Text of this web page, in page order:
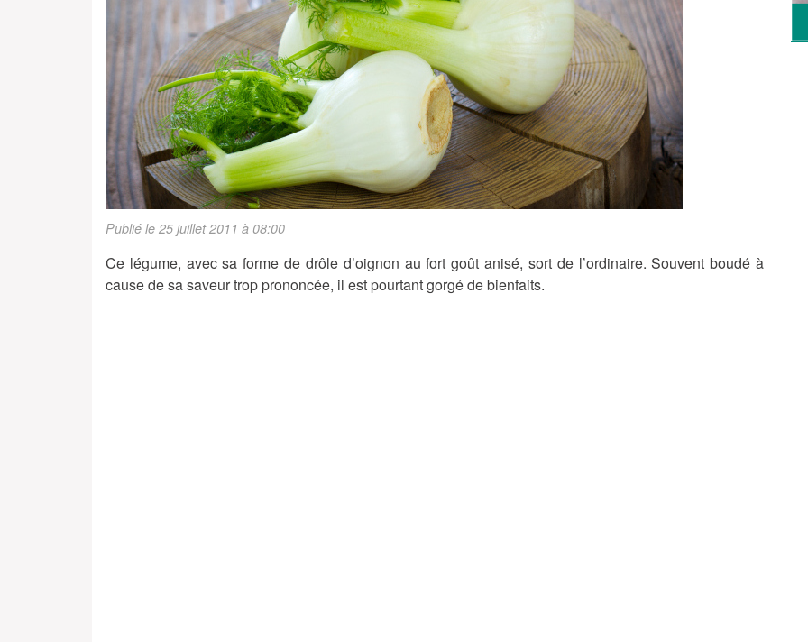
Publié le 25 juillet 2011 à 08:00
Ce légume, avec sa forme de drôle d’oignon au fort goût anisé, sort de l’ordinaire. Souvent boudé à
cause de sa saveur trop prononcée, il est pourtant gorgé de bienfaits.